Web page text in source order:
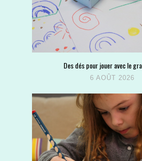
Des dés pour jouer avec le
6 AOÛT 2026